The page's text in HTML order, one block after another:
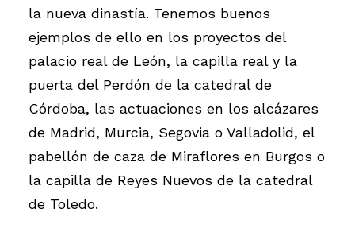
la nueva dinastía. Tenemos buenos
ejemplos de ello en los proyectos del
palacio real de León, la capilla real y la
puerta del Perdón de la catedral de
Córdoba, las actuaciones en los alcázares
de Madrid, Murcia, Segovia o Valladolid, el
pabellón de caza de Miraflores en Burgos o
la capilla de Reyes Nuevos de la catedral
de Toledo.